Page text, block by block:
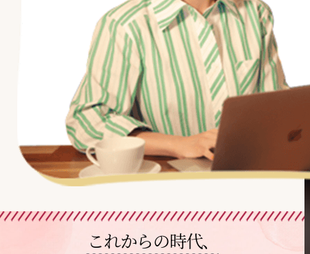
これからの時代、